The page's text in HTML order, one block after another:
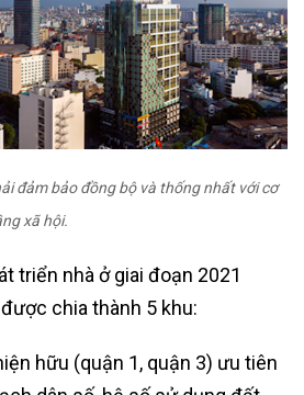
đảm bảo đồng bộ và thống nhất với cơ
xã hội.
triển nhà ở giai đoạn 2021
chia thành 5 khu:
hữu (quận 1, quận 3) ưu tiên